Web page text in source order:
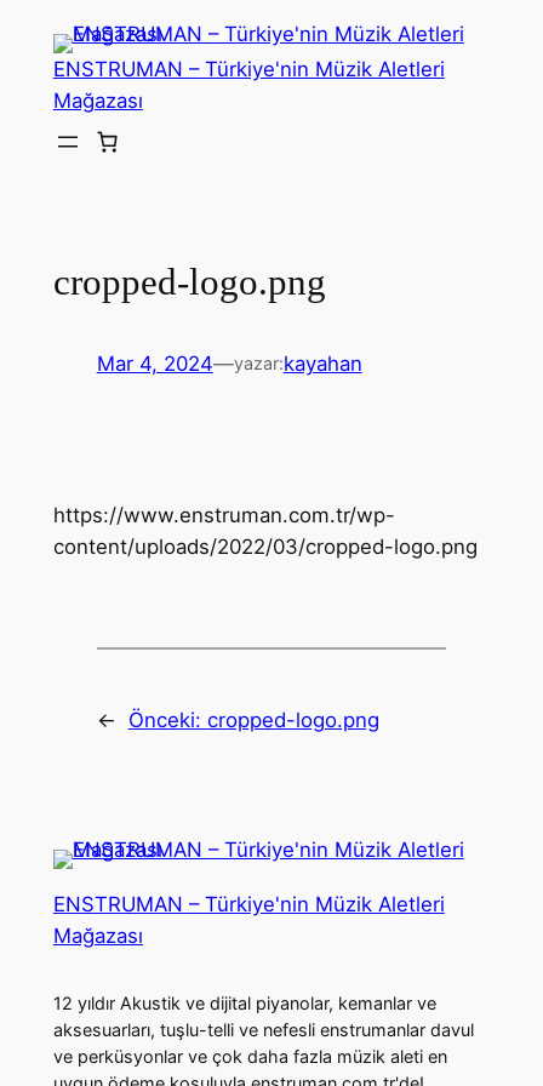
ENSTRUMAN – Türkiye'nin Müzik Aletleri
Mağazası
cropped-logo.png
Mar 4, 2024—yazar:kayahan
https://www.enstruman.com.tr/wp-
content/uploads/2022/03/cropped-logo.png
← Önceki: cropped-logo.png
ENSTRUMAN – Türkiye'nin Müzik Aletleri
Mağazası
12 yıldır Akustik ve dijital piyanolar, kemanlar ve
aksesuarları, tuşlu-telli ve nefesli enstrumanlar davul
ve perküsyonlar ve çok daha fazla müzik aleti en